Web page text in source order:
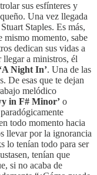
sus esfínteres y
Una vez llegada
Staples. Es más,
mismo momento, sabe
dedican sus vidas a
llegar a ministros, él
‘A Night In’. Una de las
De esas que te dejan
melódico
in F# Minor’ o
todo momento hacia
llevar por la ignorancia
lo tenían todo para ser
tenían que
si no acaba de